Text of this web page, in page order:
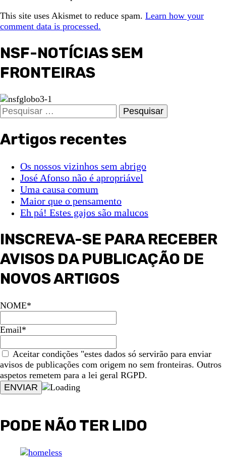
This site uses Akismet to reduce spam. Learn how your
comment data is processed.
NSF-NOTÍCIAS SEM
FRONTEIRAS
Pesquisar
por:
Artigos recentes
Os nossos vizinhos sem abrigo
José Afonso não é apropriável
Uma causa comum
Maior que o pensamento
Eh pá! Estes gajos são malucos
INSCREVA-SE PARA RECEBER
AVISOS DA PUBLICAÇÃO DE
NOVOS ARTIGOS
NOME*
Email*
Aceitar condições "estes dados só servirão para enviar
avisos de publicações com origem no sem fronteiras. Outros
aspetos remetem para a lei geral RGPD.
PODE NÃO TER LIDO